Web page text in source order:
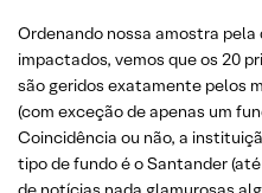
Ordenando nossa amostra
impactados, vemos que os 20
são geridos exatamente pelos
(com exceção de apenas um
Coincidência ou não, a
tipo de fundo é o Santander